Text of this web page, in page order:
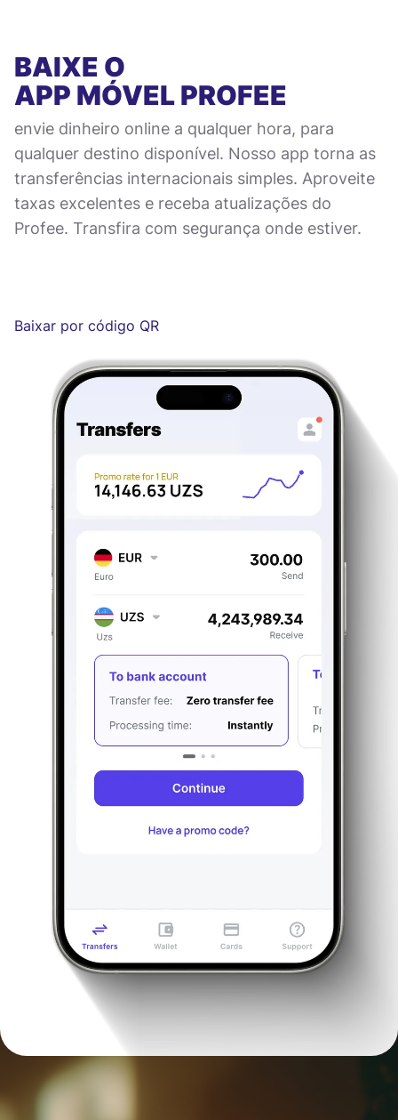
BAIXE O
APP MÓVELPROFEE
envie dinheiro online a qualquer hora, para
qualquer destino disponível. Nosso app torna as
transferências internacionais simples. Aproveite
taxas excelentes e receba atualizações do
Profee. Transfira com segurança onde estiver.
Baixar por código QR